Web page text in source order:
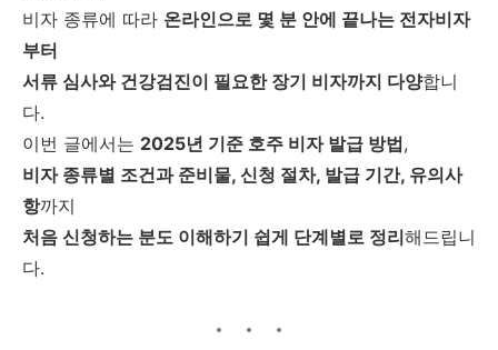
비자 종류에 따라 온라인으로 몇 분 안에 끝나는 전자비자
부터
서류 심사와 건강검진이 필요한 장기 비자까지 다양합니
다.
이번 글에서는 2025년 기준 호주 비자 발급 방법,
비자 종류별 조건과 준비물, 신청 절차, 발급 기간, 유의사
항까지
처음 신청하는 분도 이해하기 쉽게 단계별로 정리해드립니
다.